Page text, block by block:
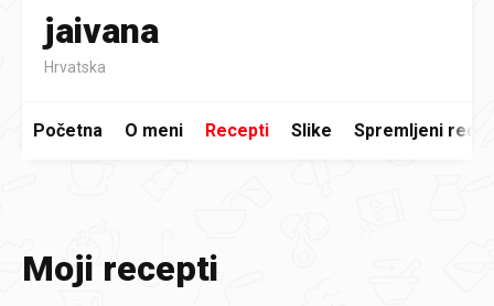
jaivana
Hrvatska
Početna O meni Recepti Slike Spremljeni
Moji recepti